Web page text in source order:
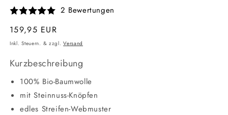
2 Bewertungen
Normaler
Preis
159,95 EUR
Inkl. Steuern. & zzgl.Versand
Kurzbeschreibung
100% Bio-Baumwolle
mit Steinnuss-Knöpfen
edles Streifen-Webmuster